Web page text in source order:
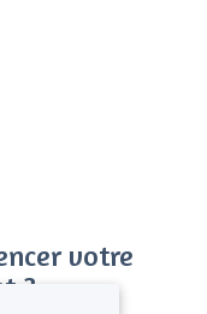
votre
?